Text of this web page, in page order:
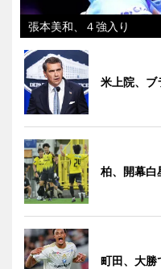
張本美和、４強入り
米上院、ブ
柏、開幕
町田、大